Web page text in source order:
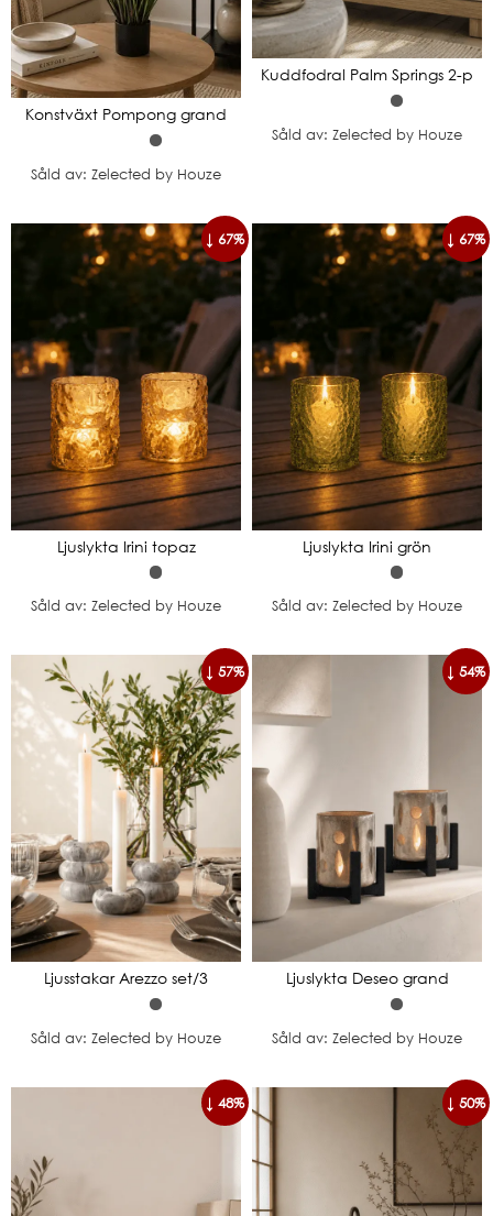
Konstväxt Pompong grand
Såld av: Zelected by Houze
Kuddfodral Palm Springs 2-p
Såld av: Zelected by Houze
↓ 67%
Ljuslykta Irini topaz
Såld av: Zelected by Houze
↓ 67%
Ljuslykta Irini grön
Såld av: Zelected by Houze
↓ 57%
Ljusstakar Arezzo set/3
Såld av: Zelected by Houze
↓ 54%
Ljuslykta Deseo grand
Såld av: Zelected by Houze
↓ 48% ↓ 50%